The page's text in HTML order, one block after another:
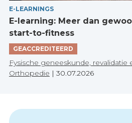
E-LEARNINGS
E-learning: Meer dan
start-to-fitness
GEACCREDITEERD
Fysische geneeskunde,
Orthopedie | 30.07.2026